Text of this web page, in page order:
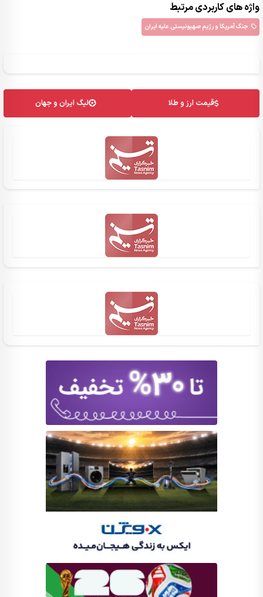
واژه های کاربردی مرتبط
جنگ آمریکا و رژیم صهیونیستی علیه ایران
قیمت ارز و طلا لیگ ایران و جهان